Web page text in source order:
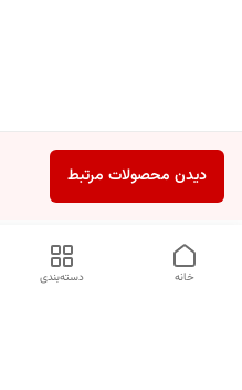
دیدن محصولات مرتبط
دسته‌بندی خانه